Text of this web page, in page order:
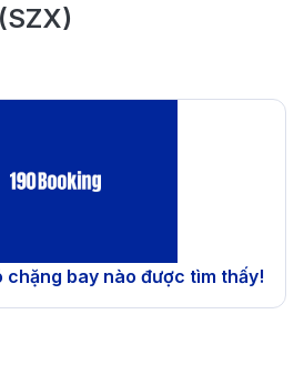
chặng bay nào được tìm thấy!